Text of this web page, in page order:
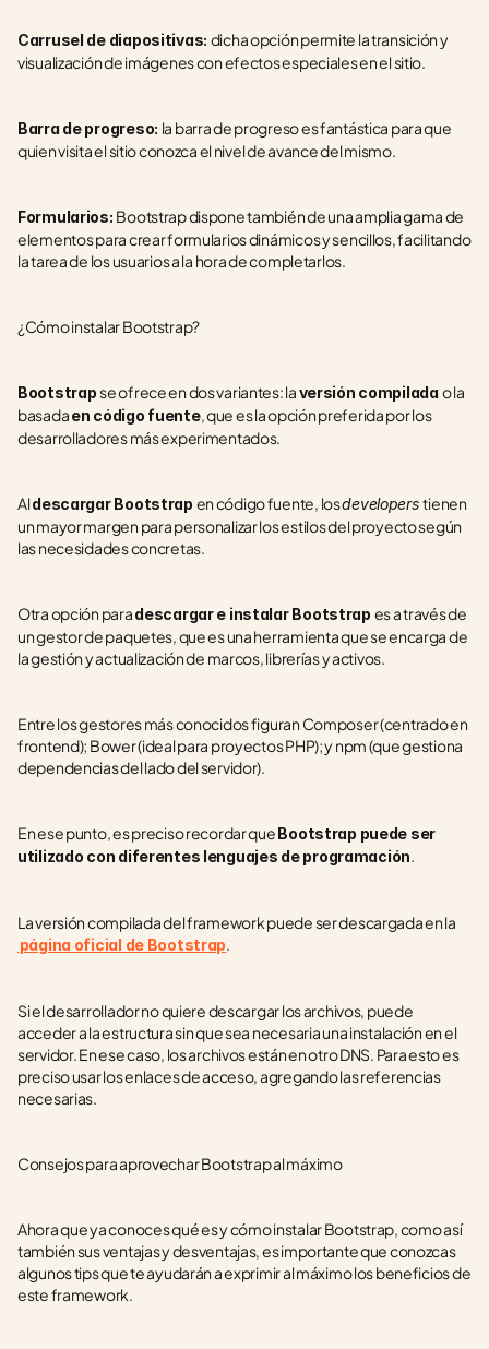
Carrusel de diapositivas: dicha opción permite la transición y
visualización de imágenes con efectos especiales en el sitio.
Barra de progreso: la barra de progreso es fantástica para que
quien visita el sitio conozca el nivel de avance del mismo.
Formularios: Bootstrap dispone también de una amplia gama de
elementos para crear formularios dinámicos y sencillos, facilitando
la tarea de los usuarios a la hora de completarlos.
¿Cómo instalar Bootstrap?
Bootstrap se ofrece en dos variantes: la versión compilada o la
basada en código fuente, que es la opción preferida por los
desarrolladores más experimentados.
Al descargar Bootstrap en código fuente, los developers tienen
un mayor margen para personalizar los estilos del proyecto según
las necesidades concretas.
Otra opción para descargar e instalar Bootstrap es a través de
un gestor de paquetes, que es una herramienta que se encarga de
la gestión y actualización de marcos, librerías y activos.
Entre los gestores más conocidos figuran Composer (centrado en
frontend); Bower (ideal para proyectos PHP); y npm (que gestiona
dependencias del lado del servidor).
En ese punto, es preciso recordar que Bootstrap puede ser
utilizado con diferentes lenguajes de programación.
La versión compilada del framework puede ser descargada en la
página oficial de Bootstrap.
Si el desarrollador no quiere descargar los archivos, puede
acceder a la estructura sin que sea necesaria una instalación en el
servidor. En ese caso, los archivos están en otro DNS. Para esto es
preciso usar los enlaces de acceso, agregando las referencias
necesarias.
Consejos para aprovechar Bootstrap al máximo
Ahora que ya conoces qué es y cómo instalar Bootstrap, como así
también sus ventajas y desventajas, es importante que conozcas
algunos tips que te ayudarán a exprimir al máximo los beneficios de
este framework.